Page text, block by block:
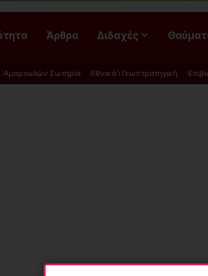
Άρθρα Διδαχές
Αμαρτωλών Σωτηρία Εθνικά \ Γεωστρατηγική